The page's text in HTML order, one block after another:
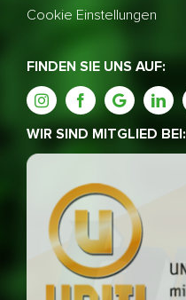
Cookie Einstellungen
FINDEN SIE UNS AUF:
WIR SIND MITGLIED BEI: